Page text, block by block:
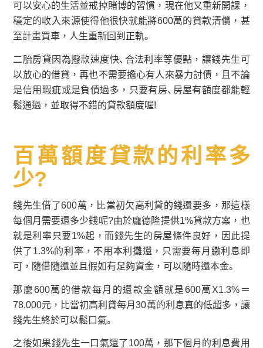
可以安心的生活並戒掉賭博的習慣，現在他又重新開課，
穩定的收入來源使得他很快就能將600萬的貸款清償，甚
至計畫買車，人生重新回到正軌。
二胎房貸因為撥款速度快、合法利率等優點，讓錢先生可
以放心的借貸，再也不需要擔心有人來暴力討債，且不論
是信用瑕疵或是負債過多，只要有房、房屋有額度都能輕
鬆通過，並取得不錯的貸款額度喔!
百萬額度貸款的利率多
少?
錢先生借了600萬，比當初欠高利貸的錢還要多，那這樣
每個月需要還多少錢呢?由於龐德隆提供1%貸款方案，也
就是利率只要1%起，而錢先生的房屋條件良好，因此提
供了1.3%的利率，不用本利攤還，只需要每月繳利息即
可，隨借隨還並且假如有足夠資金，可以隨時還本金。
那麼600萬的借款每月的還款金額就是600萬X1.3%＝
78,000元，比當初高利貸每月30萬的利息真的低超多，讓
錢先生終於可以鬆口氣。
之後如果錢先生一口氣還了100萬，那下個月的利息費用